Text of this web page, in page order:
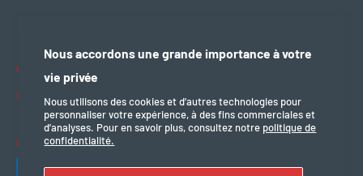
Nous accordons une grande importance à votre
vie privée
Nous utilisons des cookies et d’autres technologies pour
personnaliser votre expérience, à des fins commerciales et
d’analyses. Pour en savoir plus, consultez notre politique de
confidentialité.
Politique de remboursement
mention légal
Nous suivre
Nous acceptons